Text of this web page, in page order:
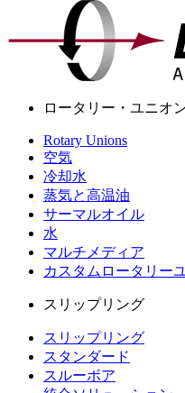
ロータリー・ユニオ
Rotary Unions
空気
冷却水
蒸気と高温油
サーマルオイル
水
マルチメディア
カスタムロータリー
スリップリング
スリップリング
スタンダード
スルーボア